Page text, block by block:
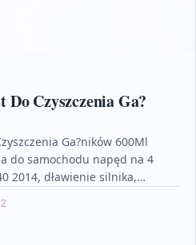
Czyszczenia Ga?
Ga?ników 600Ml
do samochodu napęd na 4
2014, dławienie silnika,